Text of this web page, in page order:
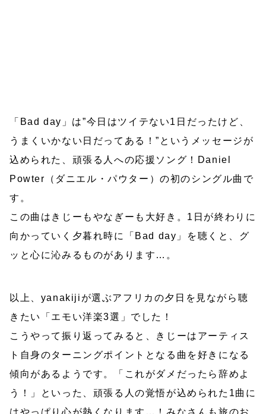
「Bad day」は”今日はツイテない1日だったけど、
うまくいかない日だってある！”というメッセージが
込められた、頑張る人への応援ソング！Daniel
Powter（ダニエル・パウター）の初のシングル曲で
す。
この曲はきじーもやなぎーも大好き。1日が終わりに
向かっていく夕暮れ時に「Bad day」を聴くと、グ
ッと心に沁みるものがあります…。
以上、yanakijiが選ぶアフリカの夕日を見ながら聴
きたい「エモい洋楽3選」でした！
こうやって振り返ってみると、きじーはアーティス
ト自身のターニングポイントとなる曲を好きになる
傾向があるようです。「これがダメだったら辞めよ
う！」といった、頑張る人の覚悟が込められた1曲に
はやっぱり心が熱くなります…！みなさんも旅のお